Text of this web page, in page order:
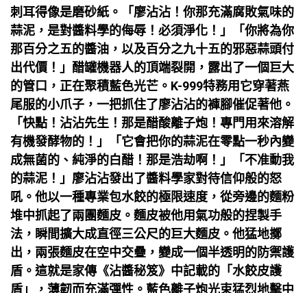
刺耳得像是磨砂紙。「廖沾沾！你那充滿腐敗氣味的
蒜泥，是對醬料學的侮辱！必須淨化！」「你將為你
那百分之五的醬油，以及百分之九十五的邪惡蒜頭付
出代價！」醋罐機器人的頂端裂開，露出了一個巨大
的管口，正在聚積藍色光芒。K-999特務用它穿著燕
尾服的小爪子，一把抓住了廖沾沾的褲腳催促著他。
「快點！沾沾先生！那是醋酸離子炮！專門用來溶解
有機發酵物的！」「它會把你的蒜泥在零點一秒內變
成無菌的、純淨的白醋！那是浩劫啊！」「不准動我
的蒜泥！」廖沾沾發出了醬料學家對待信仰般的怒
吼。他以一種專業包水餃的極限速度，從旁邊的麵粉
堆中抓起了兩團麵皮。麵皮被他用氣功般的捏製手
法，瞬間擴大成直徑三公尺的巨大麵皮。他猛地擲
出，兩張麵皮在空中交疊，變成一個半透明的防禦護
盾。這就是家傳《沾醬秘笈》中記載的「水餃皮護
盾」，薄韌而充滿彈性。藍色離子炮光束猛烈地擊中